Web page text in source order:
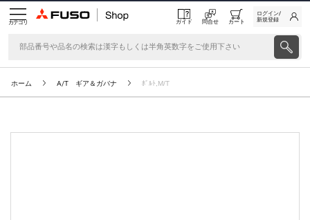
カテゴリ ガイド 問合せ カート
ログイン/
新規登録
ホーム A/T ギア＆ガバナ ﾎﾞﾙﾄ,M/T